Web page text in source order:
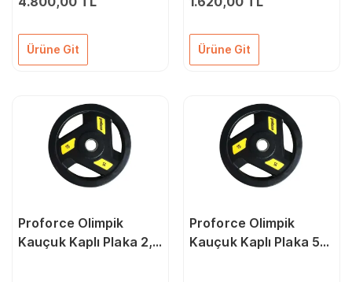
Ürüne Git Ürüne Git
Proforce Olimpik
Kauçuk Kaplı Plaka 2,5
Proforce Olimpik
Kauçuk Kaplı Plaka 5